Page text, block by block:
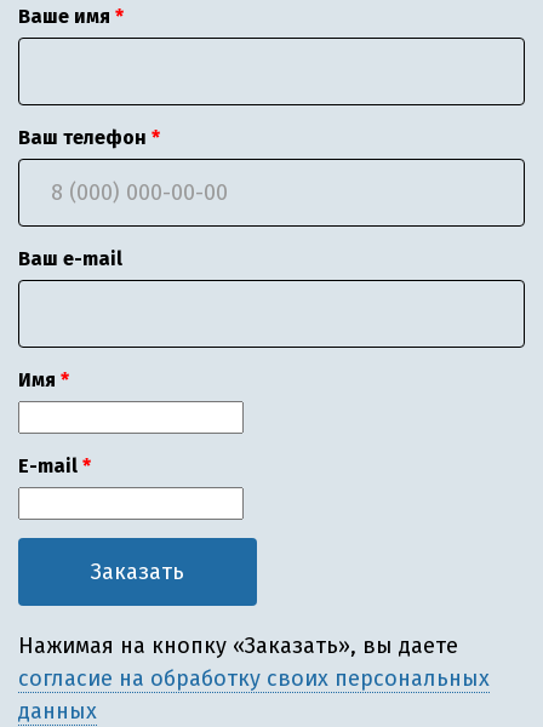
Ваше имя
Ваш телефон
Ваш e-mail
Имя
E-mail
Нажимая на кнопку «Заказать», вы даете
согласие на обработку своих персональных
данных